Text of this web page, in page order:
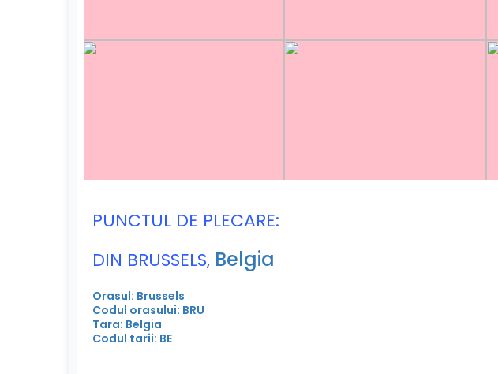
PUNCTUL DE PLECARE:
DIN BRUSSELS, Belgia
Orasul: Brussels
Codul orasului: BRU
Tara: Belgia
Codul tarii: BE